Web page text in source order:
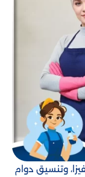
وتنسيق دوام